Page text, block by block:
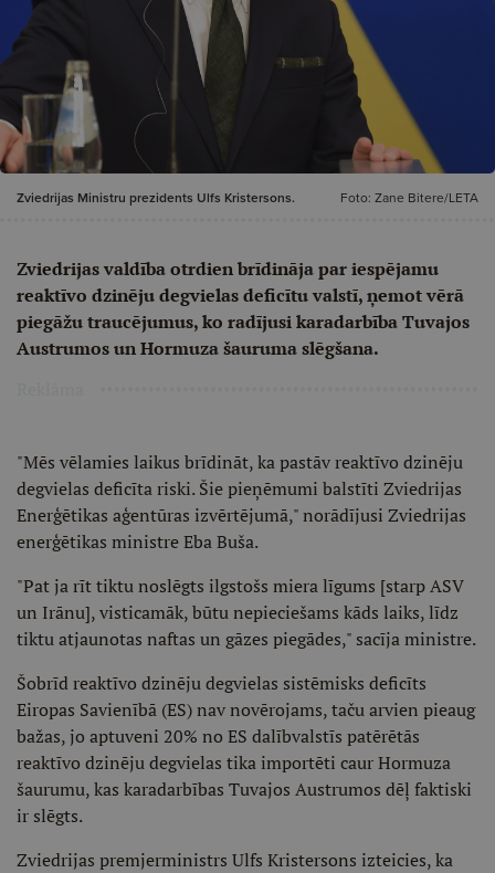
Zviedrijas Ministru prezidents Ulfs Kristersons. Foto: Zane Bitere/LETA
Zviedrijas valdība otrdien brīdināja par iespējamu
reaktīvo dzinēju degvielas deficītu valstī, ņemot vērā
piegāžu traucējumus, ko radījusi karadarbība Tuvajos
Austrumos un Hormuza šauruma slēgšana.
"Mēs vēlamies laikus brīdināt, ka pastāv reaktīvo dzinēju
degvielas deficīta riski. Šie pieņēmumi balstīti Zviedrijas
Enerģētikas aģentūras izvērtējumā," norādījusi Zviedrijas
enerģētikas ministre Eba Buša.
"Pat ja rīt tiktu noslēgts ilgstošs miera līgums [starp ASV
un Irānu], visticamāk, būtu nepieciešams kāds laiks, līdz
tiktu atjaunotas naftas un gāzes piegādes," sacīja ministre.
Šobrīd reaktīvo dzinēju degvielas sistēmisks deficīts
Eiropas Savienībā (ES) nav novērojams, taču arvien pieaug
bažas, jo aptuveni 20% no ES dalībvalstīs patērētās
reaktīvo dzinēju degvielas tika importēti caur Hormuza
šaurumu, kas karadarbības Tuvajos Austrumos dēļ faktiski
ir slēgts.
Zviedrijas premjerministrs Ulfs Kristersons izteicies, ka